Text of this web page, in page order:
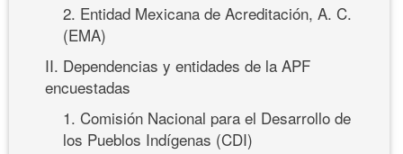
2. Entidad Mexicana de Acreditación, A. C.
(EMA)
II. Dependencias y entidades de la APF
encuestadas
1. Comisión Nacional para el Desarrollo de
los Pueblos Indígenas (CDI)